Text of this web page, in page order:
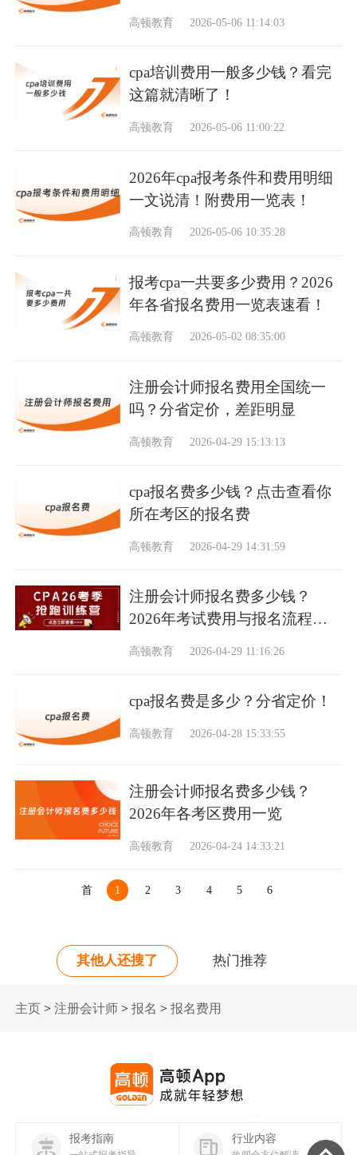
高顿教育 2026-05-06 11:14:03
cpa培训费用一般多少钱？看完
这篇就清晰了！
高顿教育 2026-05-06 11:00:22
2026年cpa报考条件和费用明细
一文说清！附费用一览表！
高顿教育 2026-05-06 10:35:28
报考cpa一共要多少费用？2026
年各省报名费用一览表速看！
高顿教育 2026-05-02 08:35:00
注册会计师报名费用全国统一
吗？分省定价，差距明显
高顿教育 2026-04-29 15:13:13
cpa报名费多少钱？点击查看你
所在考区的报名费
高顿教育 2026-04-29 14:31:59
注册会计师报名费多少钱？
2026年考试费用与报名流程全
高顿教育 2026-04-29 11:16:26
cpa报名费是多少？分省定价！
高顿教育 2026-04-28 15:33:55
注册会计师报名费多少钱？
2026年各考区费用一览
高顿教育 2026-04-24 14:33:21
首
1 2 3 4 5 6
其他人还搜了 热门推荐
主页 >注册会计师 >报名 >报名费用
报考指南 行业内容